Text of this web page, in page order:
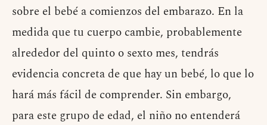
sobre el bebé a comienzos del embarazo. En la
medida que tu cuerpo cambie, probablemente
alrededor del quinto o sexto mes, tendrás
evidencia concreta de que hay un bebé, lo que lo
hará más fácil de comprender. Sin embargo,
para este grupo de edad, el niño no entenderá